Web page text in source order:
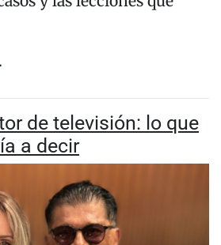
de televisión: lo que
a decir